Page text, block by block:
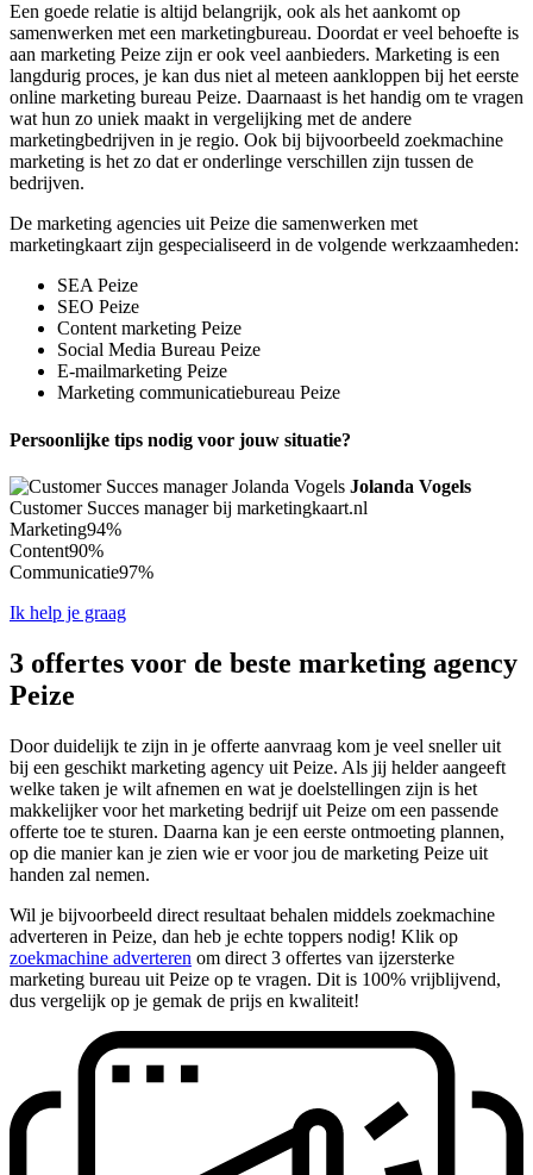
Een goede relatie is altijd belangrijk, ook als het aankomt op
samenwerken met een marketingbureau. Doordat er veel behoefte is
aan marketing Peize zijn er ook veel aanbieders. Marketing is een
langdurig proces, je kan dus niet al meteen aankloppen bij het eerste
online marketing bureau Peize. Daarnaast is het handig om te vragen
wat hun zo uniek maakt in vergelijking met de andere
marketingbedrijven in je regio. Ook bij bijvoorbeeld zoekmachine
marketing is het zo dat er onderlinge verschillen zijn tussen de
bedrijven.
De marketing agencies uit Peize die samenwerken met
marketingkaart zijn gespecialiseerd in de volgende werkzaamheden:
SEA Peize
SEO Peize
Content marketing Peize
Social Media Bureau Peize
E-mailmarketing Peize
Marketing communicatiebureau Peize
Persoonlijke tips nodig voor jouw situatie?
Jolanda Vogels
Customer Succes manager bij marketingkaart.nl
Marketing94%
Content90%
Communicatie97%
Ik help je graag
3 offertes voor de beste marketing agency
Peize
Door duidelijk te zijn in je offerte aanvraag kom je veel sneller uit
bij een geschikt marketing agency uit Peize. Als jij helder aangeeft
welke taken je wilt afnemen en wat je doelstellingen zijn is het
makkelijker voor het marketing bedrijf uit Peize om een passende
offerte toe te sturen. Daarna kan je een eerste ontmoeting plannen,
op die manier kan je zien wie er voor jou de marketing Peize uit
handen zal nemen.
Wil je bijvoorbeeld direct resultaat behalen middels zoekmachine
adverteren in Peize, dan heb je echte toppers nodig! Klik op
zoekmachine adverteren om direct 3 offertes van ijzersterke
marketing bureau uit Peize op te vragen. Dit is 100% vrijblijvend,
dus vergelijk op je gemak de prijs en kwaliteit!